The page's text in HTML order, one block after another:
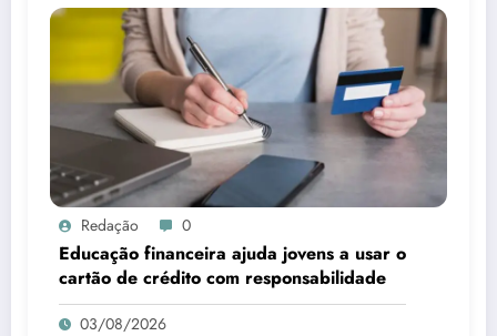
Redação 0
Educação financeira ajuda jovens a usar o
cartão de crédito com responsabilidade
03/08/2026